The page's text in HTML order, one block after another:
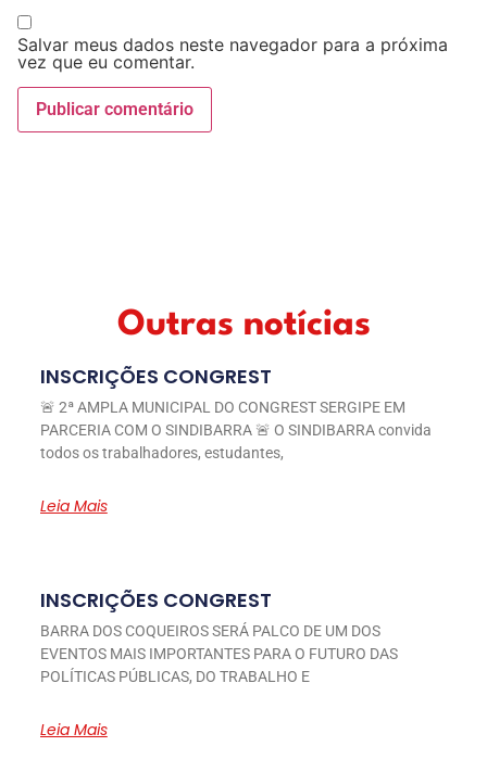
Salvar meus dados neste navegador para a próxima
vez que eu comentar.
Outras notícias
INSCRIÇÕES CONGREST
🚨 2ª AMPLA MUNICIPAL DO CONGREST SERGIPE EM
PARCERIA COM O SINDIBARRA 🚨 O SINDIBARRA convida
todos os trabalhadores, estudantes,
Leia Mais
INSCRIÇÕES CONGREST
BARRA DOS COQUEIROS SERÁ PALCO DE UM DOS
EVENTOS MAIS IMPORTANTES PARA O FUTURO DAS
POLÍTICAS PÚBLICAS, DO TRABALHO E
Leia Mais